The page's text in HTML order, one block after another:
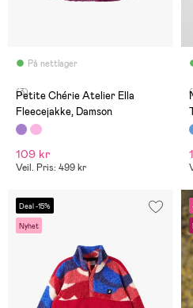
På nettlager
(3)
Petite Chérie Atelier Ella
Fleecejakke, Damson
109 kr
Veil. Pris: 499 kr
Deal -15%
Nyhet